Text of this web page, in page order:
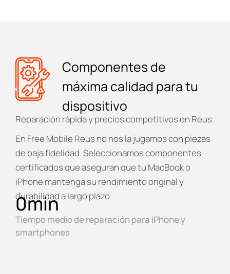
Componentes de
máxima calidad para tu
dispositivo
Reparación rápida y precios competitivos en Reus.
En Free Mobile Reus no nos la jugamos con piezas
de baja fidelidad. Seleccionamos componentes
certificados que aseguran que tu MacBook o
iPhone mantenga su rendimiento original y
durabilidad a largo plazo.
Tiempo medio de reparación para iPhone y
smartphones
0min